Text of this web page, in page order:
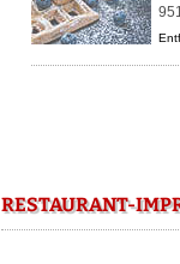
RESTAURANT-